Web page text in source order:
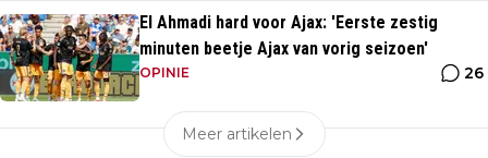
El Ahmadi hard voor Ajax: 'Eerste zestig
minuten beetje Ajax van vorig seizoen'
OPINIE 26
Meer artikelen